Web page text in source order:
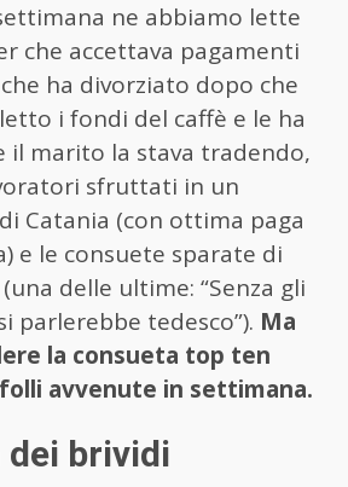
ne abbiamo lette
che accettava pagamenti
ha divorziato dopo che
i fondi del caffè e le ha
il marito la stava tradendo,
sfruttati in un
Catania (con ottima paga
e le consuete sparate di
delle ultime: “Senza gli
parlerebbe tedesco”). Ma
la consueta top ten
avvenute in settimana.
dei brividi